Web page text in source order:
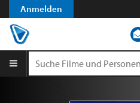
Anmelden